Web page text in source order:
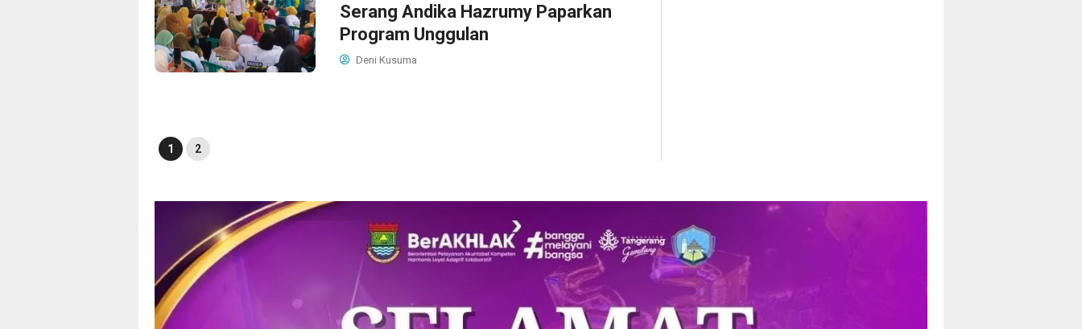
Serang Andika Hazrumy Paparkan
Program Unggulan
Deni Kusuma
1 2